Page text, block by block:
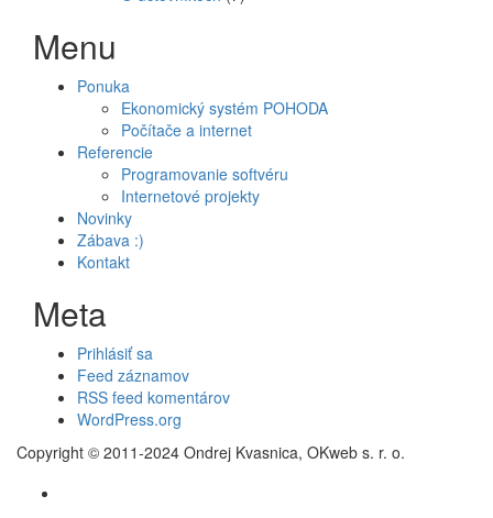
Menu
Ponuka
Ekonomický systém POHODA
Počítače a internet
Referencie
Programovanie softvéru
Internetové projekty
Novinky
Zábava :)
Kontakt
Meta
Prihlásiť sa
Feed záznamov
RSS feed komentárov
WordPress.org
Copyright © 2011-2024 Ondrej Kvasnica, OKweb s. r. o.
Secondary